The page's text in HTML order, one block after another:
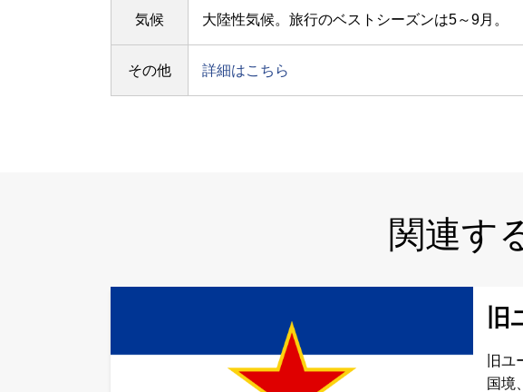
気候 大陸性気候。旅行のベストシーズンは5～9月。
その他 詳細はこちら
関連す
旧
国境